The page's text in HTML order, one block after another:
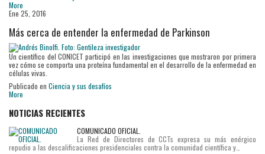
More
Ene 25, 2016
Más cerca de entender la enfermedad de Parkinson
Un científico del CONICET participó en las investigaciones que mostraron por primera
vez cómo se comporta una proteína fundamental en el desarrollo de la enfermedad en
células vivas.
Publicado en Ciencia y sus desafíos
More
NOTICIAS RECIENTES
COMUNICADO OFICIAL.
La Red de Directores de CCTs expresa su más enérgico
repudio a las descalificaciones presidenciales contra la comunidad científica y…